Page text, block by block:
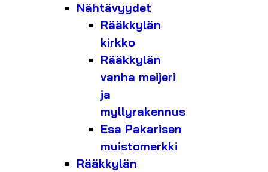
Nähtävyydet
Rääkkylän
kirkko
Rääkkylän
vanha meijeri
ja
myllyrakennus
Esa Pakarisen
muistomerkki
Rääkkylän